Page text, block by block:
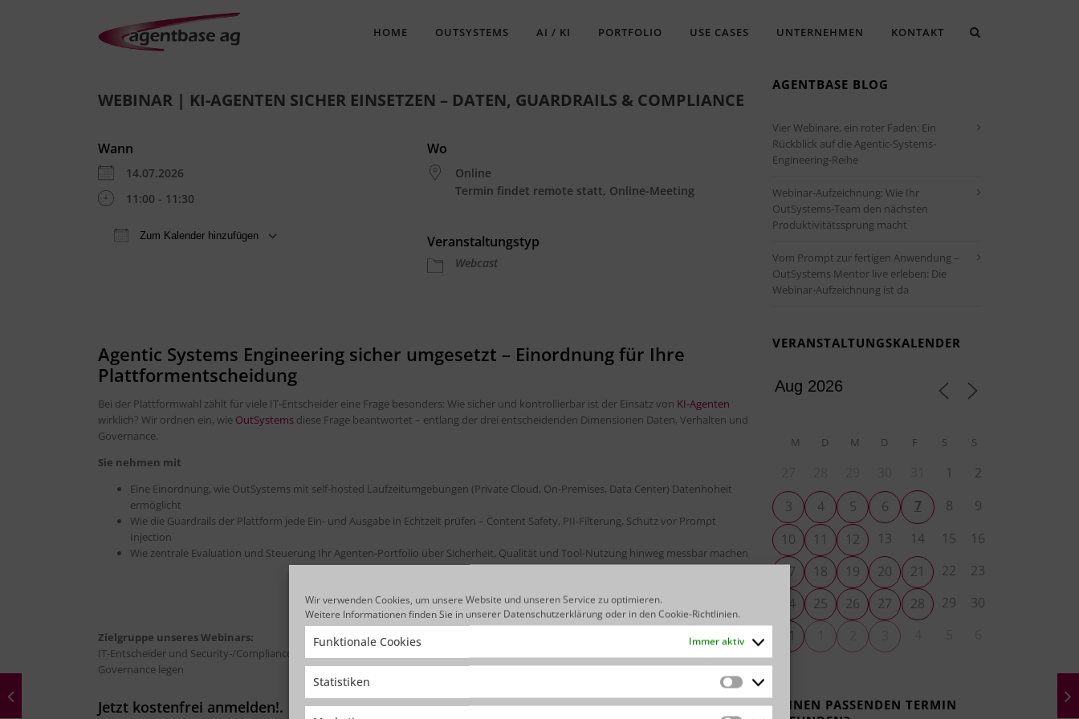
Wir verwenden Cookies, um unsere Website und unseren Service zu optimieren.
Weitere Informationen finden Sie in unserer Datenschutzerklärung oder in denCookie-Richtlinien.
Funktionale Cookies Immer aktiv
Statistiken Statistiken
HOME OUTSYSTEMS AI / KI PORTFOLIO USE CASES UNTERNEHMEN KONTAKT
WEBINAR | KI-AGENTEN SICHER EINSETZEN – DATEN, GUARDRAILS & COMPLIANCE
Wann
14.07.2026
11:00 - 11:30
Zum Kalender hinzufügen
Office 365
Wo
Online
Termin findet remote statt, Online-Meeting
Veranstaltungstyp
Webcast
Agentic Systems Engineering sicher umgesetzt – Einordnung für Ihre
Plattformentscheidung
Bei der Plattformwahl zählt für viele IT-Entscheider eine Frage besonders: Wie sicher und kontrollierbar ist der Einsatz von KI-Agenten
wirklich? Wir ordnen ein, wie OutSystems diese Frage beantwortet – entlang der drei entscheidenden Dimensionen Daten, Verhalten und
Governance.
Sie nehmen mit
Eine Einordnung, wie OutSystems mit self-hosted Laufzeitumgebungen (Private Cloud, On-Premises, Data Center) Datenhoheit
ermöglicht
Wie die Guardrails der Plattform jede Ein- und Ausgabe in Echtzeit prüfen – Content Safety, PII-Filterung, Schutz vor Prompt
Injection
Wie zentrale Evaluation und Steuerung Ihr Agenten-Portfolio über Sicherheit, Qualität und Tool-Nutzung hinweg messbar machen
Zielgruppe unseres Webinars:
IT-Entscheider und Security-/Compliance-Verantwortliche, die vor einer Plattformentscheidung stehen und Wert auf Datenhoheit und
Governance legen
Jetzt kostenfrei anmelden!.
AGENTBASE BLOG
Vier Webinare, ein roter Faden: Ein
Rückblick auf die Agentic-Systems-
Engineering-Reihe
Webinar-Aufzeichnung: Wie Ihr
OutSystems-Team den nächsten
Produktivitätssprung macht
Vom Prompt zur fertigen Anwendung –
OutSystems Mentor live erleben: Die
Webinar-Aufzeichnung ist da
VERANSTALTUNGSKALENDER
M D M D F S S
1
2
3
4 5 6 7 8
9
10
11 12 13 14 15
16
17
18 19 20 21 22
23
24
25 26 27 28 29
30
31
KEINEN PASSENDEN TERMIN